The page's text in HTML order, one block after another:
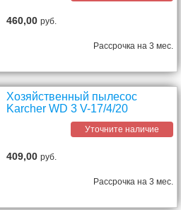
460,00руб.
Рассрочка на 3 мес.
Хозяйственный пылесос
Karcher WD 3 V-17/4/20
Уточните наличие
409,00руб.
Рассрочка на 3 мес.